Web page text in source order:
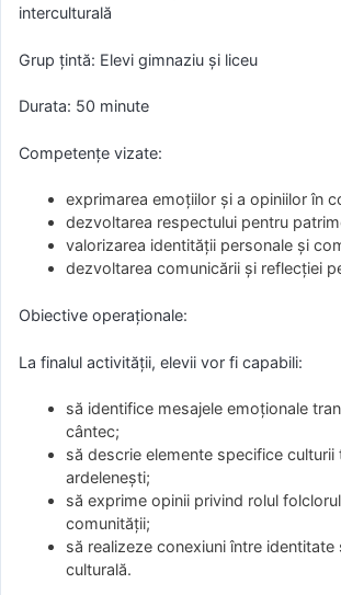
interculturală
Grup țintă: Elevi gimnaziu și liceu
Durata: 50 minute
Competențe vizate:
exprimarea emoțiilor și a opiniilor în
dezvoltarea respectului pentru
valorizarea identității personale și
dezvoltarea comunicării și reflecției
Obiective operaționale:
La finalul activității, elevii vor fi capabili:
să identifice mesajele emoționale
cântec;
să descrie elemente specifice culturii
ardelenești;
să exprime opinii privind rolul
comunității;
să realizeze conexiuni între identitate
culturală.